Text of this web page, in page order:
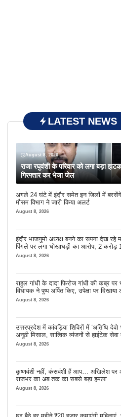
LATEST NEWS
August 8, 2026
राजा रघुवंशी के परिवार को लगा बड़ा
गिरफ्तार कर भेजा जेल
अगले 24 घंटे में इंदौर समेत इन जिलों में बरसेंगे
मौसम विभाग ने जारी किया अलर्ट
August 8, 2026
इंदौर भाजयुमो अध्यक्ष बनने का सपना देख रहे
पिंगले पर लगा धोखाधड़ी का आरोप, 2 करोड़
लेने के बाद भी नहीं दिया जमीन का कब्जा
August 8, 2026
राहुल गांधी के दादा फिरोज गांधी की कब्र पर
विधायक ने पुष्प अर्पित किए, उपेक्षा पर दिखाया
August 8, 2026
उत्तरप्रदेश में कांवड़िया शिविरों में ‘अतिथि देवो
अनूठी मिसाल, सात्विक व्यंजनों से हाईटेक सेवा
इंतजाम
August 8, 2026
कृष्णवंशी नहीं, कंसवंशी हैं आप… अखिलेश पर
राजभर का अब तक का सबसे बड़ा हमला
August 8, 2026